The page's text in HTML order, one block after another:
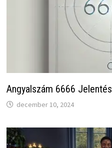
Angyalszám 6666 Jelentés
december 10, 2024